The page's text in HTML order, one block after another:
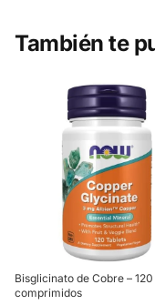
También te
Bisglicinato de Cobre – 120
comprimidos